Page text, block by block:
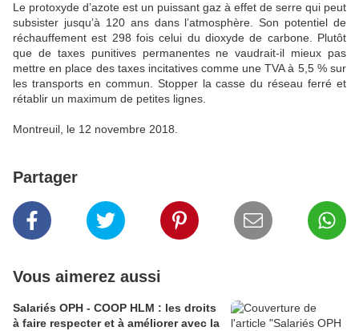
Le protoxyde d’azote est un puissant gaz à effet de serre qui peut
subsister jusqu’à 120 ans dans l’atmosphère. Son potentiel de
réchauffement est 298 fois celui du dioxyde de carbone. Plutôt
que de taxes punitives permanentes ne vaudrait-il mieux pas
mettre en place des taxes incitatives comme une TVA à 5,5 % sur
les transports en commun. Stopper la casse du réseau ferré et
rétablir un maximum de petites lignes.
Montreuil, le 12 novembre 2018.
Partager
Vous aimerez aussi
Salariés OPH - COOP HLM : les droits
à faire respecter et à améliorer avec la